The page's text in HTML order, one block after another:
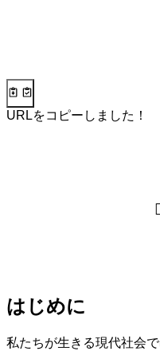
URLをコピーしました！
はじめに
私たちが生きる現代社会